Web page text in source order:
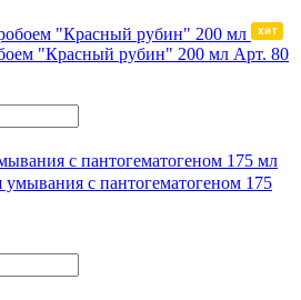
"Красный рубин" 200 мл Арт. 80
с пантогематогеном 175